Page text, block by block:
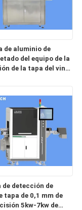
de aluminio de
del equipo de la
de la tapa del vino
de detección de
tapa de 0,1 mm de
5kw-7kw de